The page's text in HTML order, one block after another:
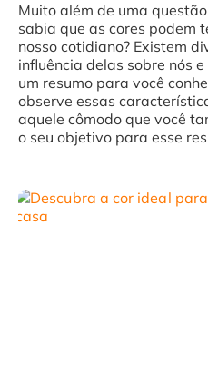
Muito além de uma
sabia que as cores podem
nosso cotidiano? Existem
influência delas sobre nós
um resumo para você
observe essas
aquele cômodo que você
o seu objetivo para esse